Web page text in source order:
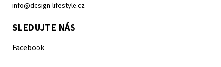
info@design-lifestyle.cz
SLEDUJTE NÁS
Facebook